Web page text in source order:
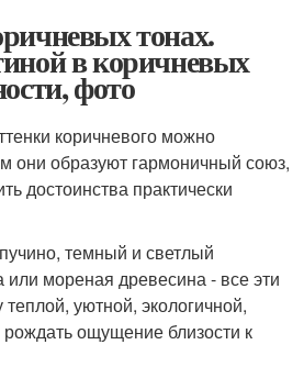
тонах.
в коричневых
фото
коричневого можно
они образуют гармоничный союз,
достоинства практически
темный и светлый
мореная древесина - все эти
уютной, экологичной,
рождать ощущение близости к